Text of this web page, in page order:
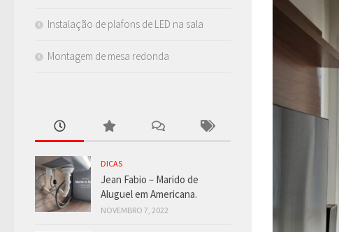
Instalação de plafons de LED na sala
Montagem de mesa redonda
DICAS
Jean Fabio – Marido de
Aluguel em Americana.
NOVEMBRO 7, 2022